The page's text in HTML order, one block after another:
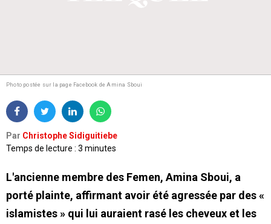
Photo postée sur la page Facebook de Amina Sboui
Par Christophe Sidiguitiebe
Temps de lecture : 3 minutes
L'ancienne membre des Femen, Amina Sboui, a
porté plainte, affirmant avoir été agressée par des «
islamistes » qui lui auraient rasé les cheveux et les